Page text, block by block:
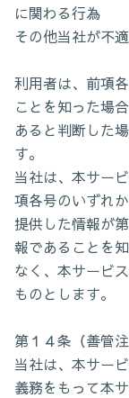
に関わる行為
その他当社が不
利用者は、前項
ことを知った場
あると判断した
す。
当社は、本サー
項各号のいずれ
提供した情報が
報であることを
なく、本サービ
ものとします。
第１４条（善管注
当社は、本サー
義務をもって本